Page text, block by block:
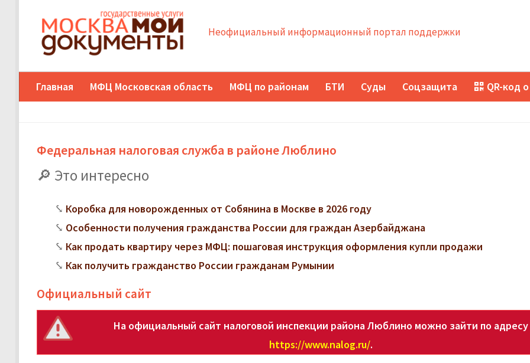
Неофициальный информационный портал поддержки
Главная МФЦ Московская область МФЦ по районам БТИ Суды Соцзащита QR-код
Федеральная налоговая служба в районе Люблино
Это интересно
Коробка для новорожденных от Собянина в Москве в 2026 году
Особенности получения гражданства России для граждан Азербайджана
Как продать квартиру через МФЦ: пошаговая инструкция оформления купли продажи
Как получить гражданство России гражданам Румынии
Официальный сайт
На официальный сайт налоговой инспекции района Люблино можно зайти по адресу
https://www.nalog.ru/.